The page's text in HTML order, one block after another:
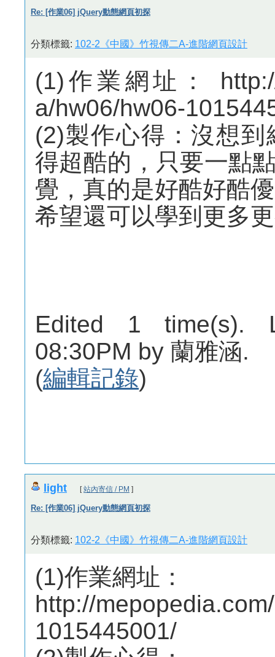
Re: [作業06] jQuery動態網頁初探
分類標籤: 102-2《中國》竹視傳二A-進階網頁設計
(1)作業網址：
a/hw06/hw06-
(2)製作心得：沒想
得超酷的，只要一點
覺，真的是好酷好酷
希望還可以學到更多
Edited 1 time(s).
08:30PM by 蘭雅涵.
(編輯記錄)
light [站內寄信 / PM ]
Re: [作業06] jQuery動態網頁初探
分類標籤: 102-2《中國》竹視傳二A-進階網頁設計
(1)作業網址：
http://
1015445001/